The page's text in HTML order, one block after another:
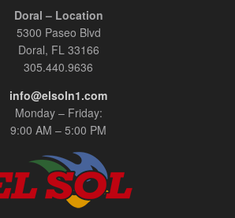
Doral – Location
5300 Paseo Blvd
Doral, FL 33166
305.440.9636
info@elsoln1.com
Monday – Friday:
9:00 AM – 5:00 PM